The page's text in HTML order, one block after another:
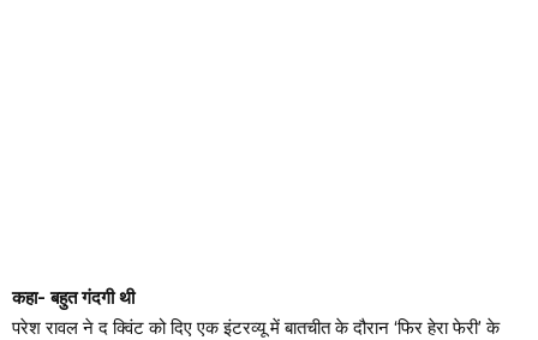
कहा- बहुत गंदगी थी
परेश रावल ने द क्विंट को दिए एक इंटरव्यू में बातचीत के दौरान ‘फिर हेरा फेरी’ के